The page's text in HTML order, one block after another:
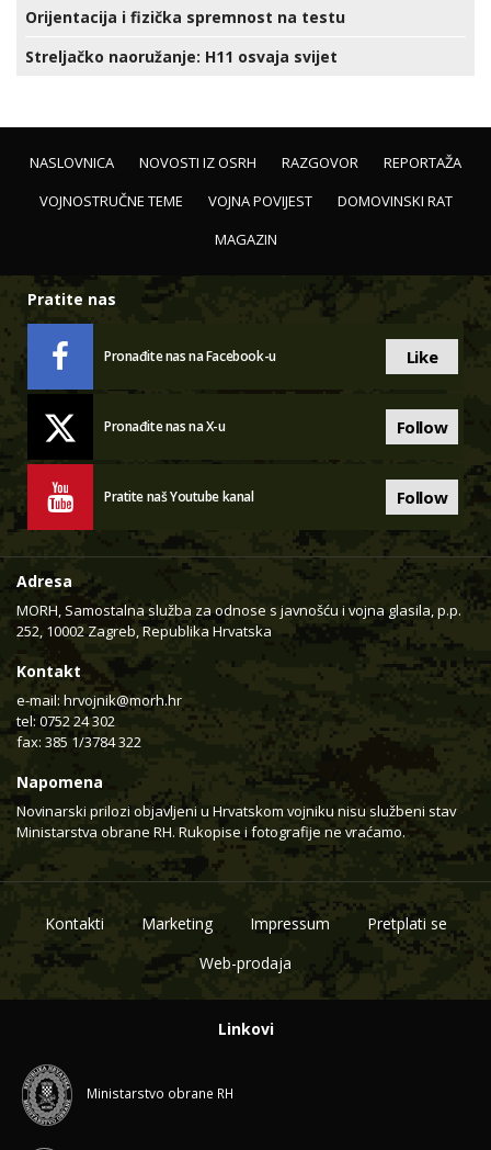
Orijentacija i fizička spremnost na testu
Streljačko naoružanje: H11 osvaja svijet
NASLOVNICA NOVOSTI IZ OSRH RAZGOVOR
REPORTAŽA
VOJNOSTRUČNE TEME
VOJNA POVIJEST
DOMOVINSKI RAT
MAGAZIN
Pratite nas
Pronađite nas na Facebook-u Like
Pronađite nas na X-u Follow
Pratite naš Youtube kanal Follow
Adresa
MORH, Samostalna služba za odnose s javnošću i vojna glasila, p.p.
252, 10002 Zagreb, Republika Hrvatska
Kontakt
e-mail: hrvojnik@morh.hr
tel: 0752 24 302
fax: 385 1/3784 322
Napomena
Novinarski prilozi objavljeni u Hrvatskom vojniku nisu službeni stav
Ministarstva obrane RH. Rukopise i fotografije ne vraćamo.
Kontakti Marketing Impressum
Pretplati se
Web-prodaja
Linkovi
Ministarstvo obrane RH